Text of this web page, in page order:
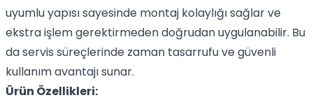
uyumlu yapısı sayesinde montaj kolaylığı sağlar ve
ekstra işlem gerektirmeden doğrudan uygulanabilir. Bu
da servis süreçlerinde zaman tasarrufu ve güvenli
kullanım avantajı sunar.
Ürün Özellikleri: